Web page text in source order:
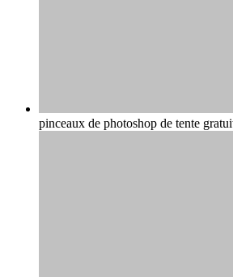
pinceaux de photoshop de tente